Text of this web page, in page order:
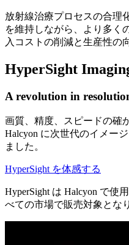
放射線治療プロセスの合理
を維持しながら、より多く
入コストの削減と生産性の
HyperSight
A revolution in
画質、精度、スピードの確
Halcyon に次世代のイメー
ました。
HyperSight を体感する
HyperSight は Halcyon で使
べての市場で販売対象とな